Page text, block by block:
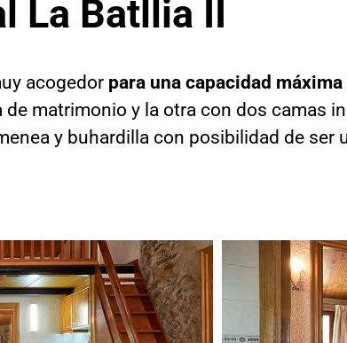
La Batllia II
acogedor para una capacidad
matrimonio y la otra con dos camas
y buhardilla con posibilidad de ser